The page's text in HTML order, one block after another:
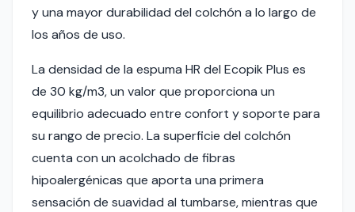
y una mayor durabilidad del colchón a lo largo de
los años de uso.
La densidad de la espuma HR del Ecopik Plus es
de 30 kg/m3, un valor que proporciona un
equilibrio adecuado entre confort y soporte para
su rango de precio. La superficie del colchón
cuenta con un acolchado de fibras
hipoalergénicas que aporta una primera
sensación de suavidad al tumbarse, mientras que